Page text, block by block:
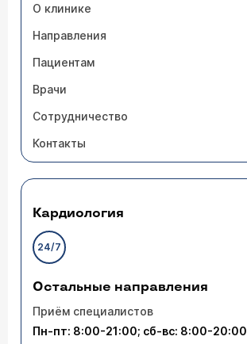
О клинике
Направления
Пациентам
Врачи
Сотрудничество
Контакты
Кардиология
24/7
Остальные направления
Приём специалистов
Пн-пт: 8:00-21:00; сб-вс: 8:00-20:00